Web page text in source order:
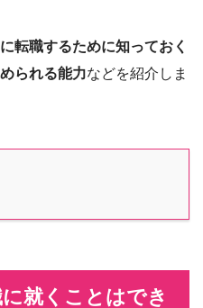
転職するために知っておく
られる能力などを紹介しま
就くことはでき